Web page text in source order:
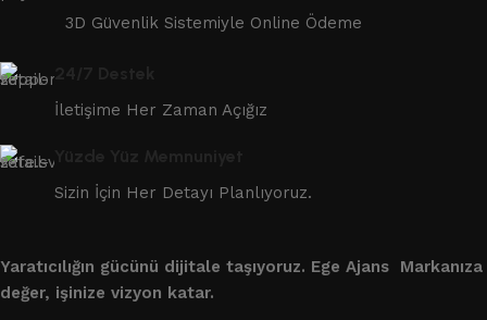
3D Güvenlik Sistemiyle Online Ödeme
İletişime Her Zaman Açığız
Sizin İçin Her Detayı Planlıyoruz.
Yaratıcılığın gücünü dijitale taşıyoruz. Ege Ajans Markanıza
değer, işinize vizyon katar.